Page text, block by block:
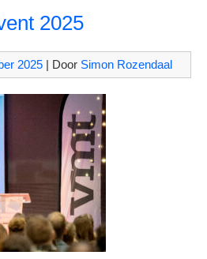
2025
2025 | Door Simon Rozendaal